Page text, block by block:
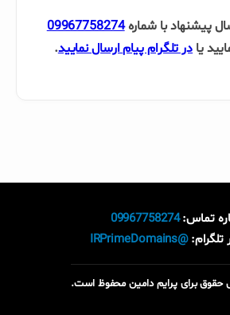
پیشنهاد با شماره09967758274
یا در تلگرام پیام ارسال نمایید.
تماس:09967758274
تلگرام:@IRPrimeDomains